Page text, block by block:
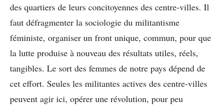
des quartiers de leurs concitoyennes des centre-villes. Il
faut défragmenter la sociologie du militantisme
féministe, organiser un front unique, commun, pour que
la lutte produise à nouveau des résultats utiles, réels,
tangibles. Le sort des femmes de notre pays dépend de
cet effort. Seules les militantes actives des centre-villes
peuvent agir ici, opérer une révolution, pour peu